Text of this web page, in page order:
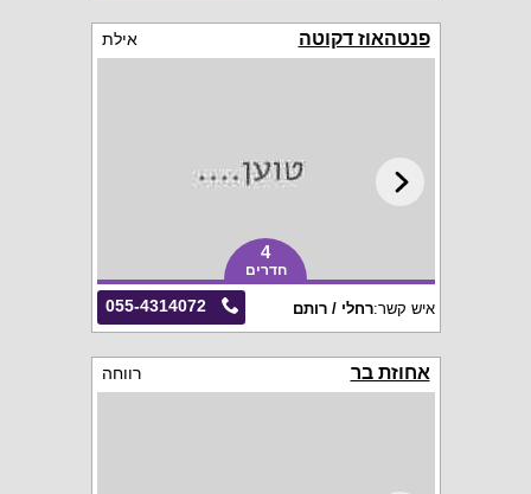
פנטהאוז דקוטה אילת
4
חדרים
055-4314072 איש קשר:רחלי / רותם
אחוזת בר רווחה